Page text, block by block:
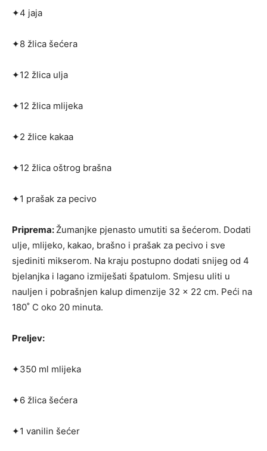
✦4 jaja
✦8 žlica šećera
✦12 žlica ulja
✦12 žlica mlijeka
✦2 žlice kakaa
✦12 žlica oštrog brašna
✦1 prašak za pecivo
Priprema: Žumanjke pjenasto umutiti sa še­ćerom. Dodati
ulje, mlijeko, kakao, brašno i prašak za pecivo i sve
sjediniti mikserom. Na kraju postupno dodati snijeg od 4
bjelanjka i lagano izmiješati špatulom. Smjesu uliti u
nauljen i pobrašnjen kalup dimenzije 32 x 22 cm. Peći na
180˚ C oko 20 minuta.
Preljev:
✦350 ml mlijeka
✦6 žlica šećera
✦1 vanilin šećer